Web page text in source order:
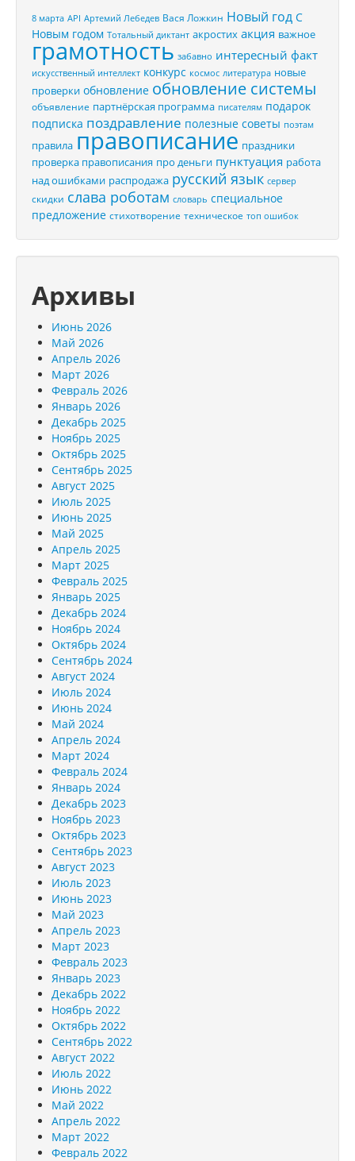
8 марта API Артемий Лебедев Вася Ложкин Новый год С
Новым годом Тотальный диктант акростих акция важное
грамотность забавно интересный факт
искусственный интеллект конкурс космос литература новые
проверки обновление обновление системы
объявление партнёрская программа писателям подарок
подписка поздравление полезные советы поэтам
правила правописание праздники
проверка правописания про деньги пунктуация работа
над ошибками распродажа русский язык сервер
скидки слава роботам словарь специальное
предложение стихотворение техническое топ ошибок
Архивы
Июнь 2026
Май 2026
Апрель 2026
Март 2026
Февраль 2026
Январь 2026
Декабрь 2025
Ноябрь 2025
Октябрь 2025
Сентябрь 2025
Август 2025
Июль 2025
Июнь 2025
Май 2025
Апрель 2025
Март 2025
Февраль 2025
Январь 2025
Декабрь 2024
Ноябрь 2024
Октябрь 2024
Сентябрь 2024
Август 2024
Июль 2024
Июнь 2024
Май 2024
Апрель 2024
Март 2024
Февраль 2024
Январь 2024
Декабрь 2023
Ноябрь 2023
Октябрь 2023
Сентябрь 2023
Август 2023
Июль 2023
Июнь 2023
Май 2023
Апрель 2023
Март 2023
Февраль 2023
Январь 2023
Декабрь 2022
Ноябрь 2022
Октябрь 2022
Сентябрь 2022
Август 2022
Июль 2022
Июнь 2022
Май 2022
Апрель 2022
Март 2022
Февраль 2022